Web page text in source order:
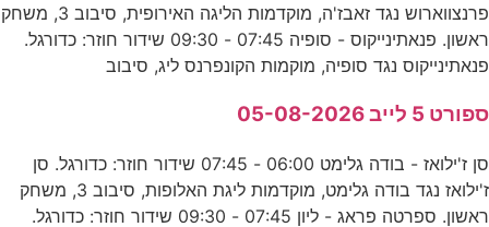
פרנצווארוש נגד זאבז'ה, מוקדמות הליגה האירופית, סיבוב 3, משחק
ראשון. פנאתינייקוס - סופיה 07:45 - 09:30 שידור חוזר: כדורגל.
פנאתינייקוס נגד סופיה, מוקמות הקונפרנס ליג, סיבוב
ספורט 5 לייב 05-08-2026
סן ז'ילואז - בודה גלימט 06:00 - 07:45 שידור חוזר: כדורגל. סן
ז'ילואז נגד בודה גלימט, מוקדמות ליגת האלופות, סיבוב 3, משחק
ראשון. ספרטה פראג - ליון 07:45 - 09:30 שידור חוזר: כדורגל.